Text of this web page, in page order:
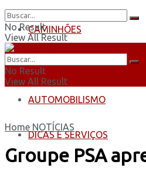
CAMINHÕES
ÔNIBUS
AUTOMOBILISMO
DICAS E SERVIÇOS
No Result
View All Result
No Result
View All Result
Home NOTÍCIAS
Groupe PSA